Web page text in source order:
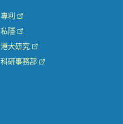
專利
私隱
港大研究
科研事務部